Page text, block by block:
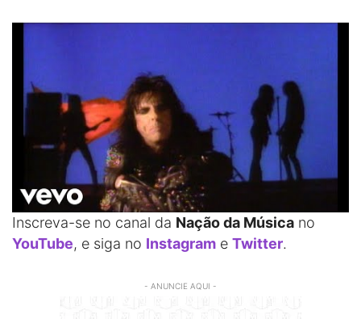
Inscreva-se no canal da Nação da Música no
YouTube, e siga no Instagram e Twitter.
- ANUNCIE AQUI -